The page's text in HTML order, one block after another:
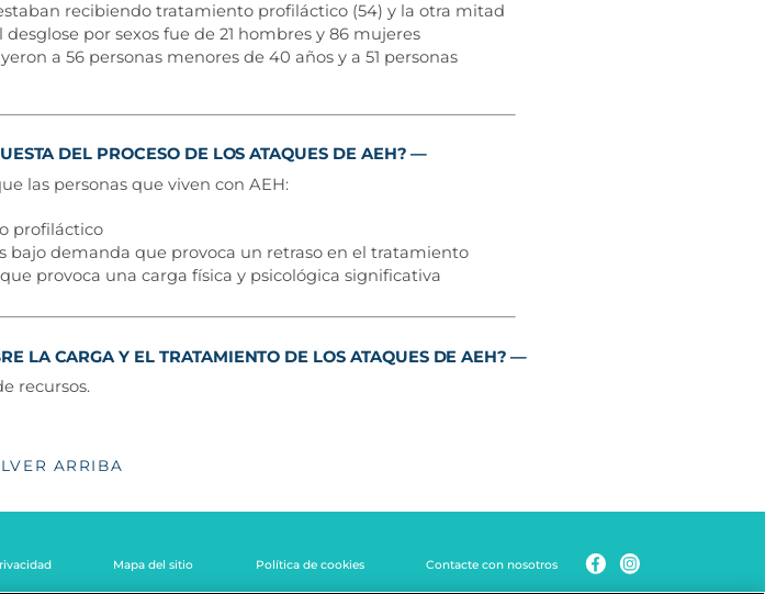
recibiendo tratamiento profiláctico (54) y la otra mitad
por sexos fue de 21 hombres y 86 mujeres
a 56 personas menores de 40 años y a 51 personas
DEL PROCESO DE LOS ATAQUES DE AEH?
las personas que viven con AEH:
profiláctico
bajo demanda que provoca un retraso en el tratamiento
provoca una carga física y psicológica significativa
LA CARGA Y EL TRATAMIENTO DE LOS ATAQUES DE AEH?
recursos.
ARRIBA
Mapa del sitio Política de cookies Contacte con nosotros